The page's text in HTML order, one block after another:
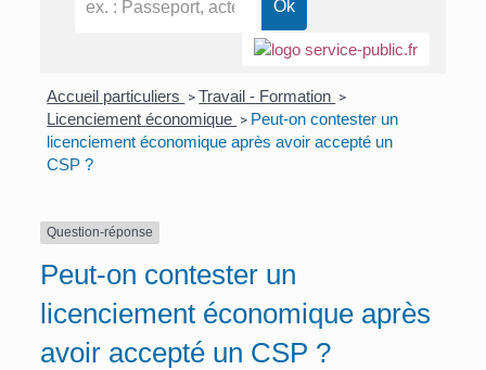
Accueil particuliers > Travail - Formation >
Licenciement économique > Peut-on contester un
licenciement économique après avoir accepté un
CSP ?
Question-réponse
Peut-on contester un
licenciement économique après
avoir accepté un CSP ?